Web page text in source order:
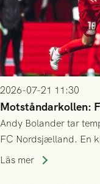
2026-07-21 11:30
Motståndarkollen:
Andy Bolander tar
FC Nordsjælland. En
publiksnitt, ett lag
Läs mer